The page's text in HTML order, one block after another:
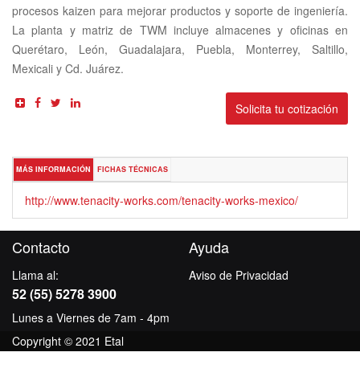
procesos kaizen para mejorar productos y soporte de ingeniería.
La planta y matriz de TWM incluye almacenes y oficinas en
Querétaro, León, Guadalajara, Puebla, Monterrey, Saltillo,
Mexicali y Cd. Juárez.
Solicita tu cotización
MÁS INFORMACIÓN FICHAS TÉCNICAS
http://www.tenacity-works.com/tenacity-works-mexico/
Contacto
Llama al:
52 (55) 5278 3900
Lunes a Viernes de 7am - 4pm
Ayuda
Aviso de Privacidad
Copyright © 2021 Etal